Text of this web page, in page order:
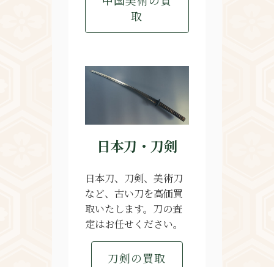
取
日本刀・刀剣
日本刀、刀剣、美術刀
など、古い刀を高価買
取いたします。刀の査
定はお任せください。
刀剣の買取